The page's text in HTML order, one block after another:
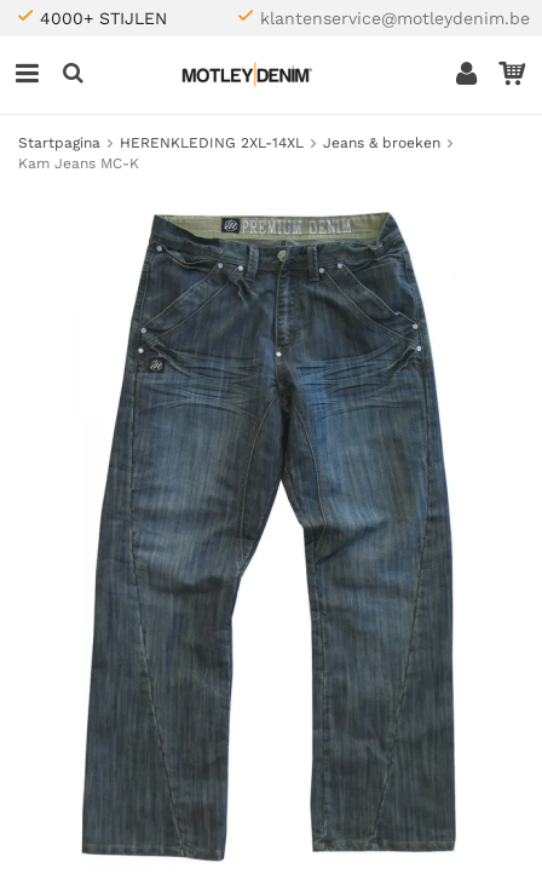
4000+ STIJLEN klantenservice@motleydenim.be
Startpagina HERENKLEDING 2XL-14XL
Jeans & broeken
Kam Jeans MC-K